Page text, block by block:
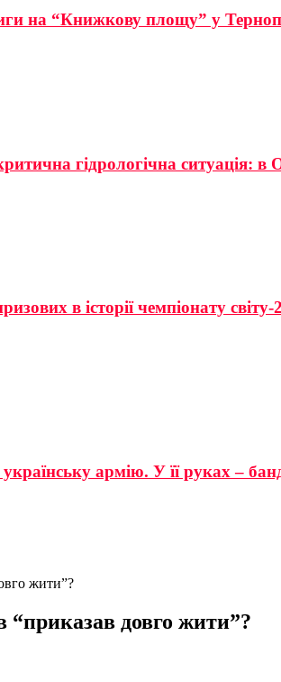
на “Книжкову площу” у
гідрологічна ситуація:
в історії чемпіонату
армію. У її руках –
жити”?
“приказав довго жити”?